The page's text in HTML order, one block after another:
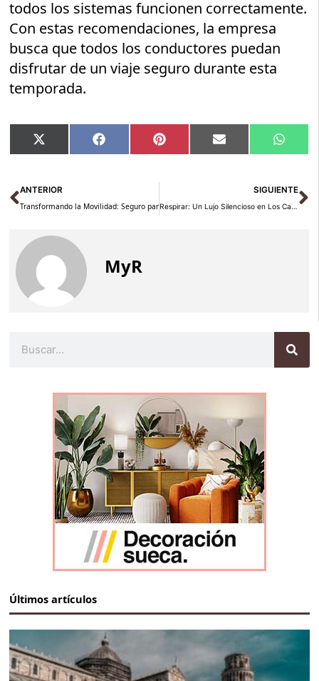
todos los sistemas funcionen correctamente.
Con estas recomendaciones, la empresa
busca que todos los conductores puedan
disfrutar de un viaje seguro durante esta
temporada.
Compartir
en
X
(Twitter)
Compartir
en
Facebook Compartir
en
Pinterest Compartir
en
Email
en
Ant
ANTERIOR
Transformando la Movilidad: Seguro para Coches de Alquiler Simplificado en la
SIGUIENTE
Respirar: Un Lujo Silencioso en Los Cabos
MyR
Últimos artículos